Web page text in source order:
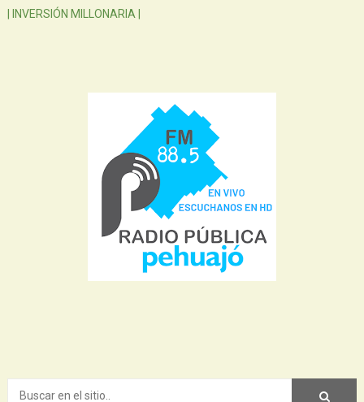
| INVERSIÓN MILLONARIA |